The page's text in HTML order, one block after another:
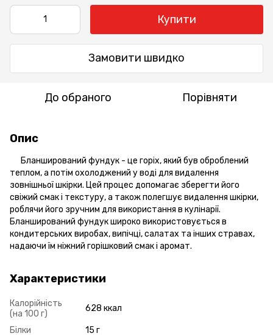
Купити
Замовити швидко
До обраного Порівняти
Опис
Бланширований фундук - це горіх, який був оброблений
теплом, а потім охолоджений у воді для видалення
зовнішньої шкірки. Цей процес допомагає зберегти його
свіжий смак і текстуру, а також полегшує видалення шкірки,
роблячи його зручним для використання в кулінарії.
Бланширований фундук широко використовується в
кондитерських виробах, випічці, салатах та інших стравах,
надаючи їм ніжний горішковий смак і аромат.
Характеристики
Калорійність
(на 100 г)
628 ккал
Білки
15 г